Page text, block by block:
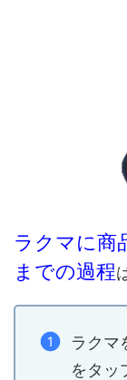
ラクマに商
までの過程
ラクマ
をタッ